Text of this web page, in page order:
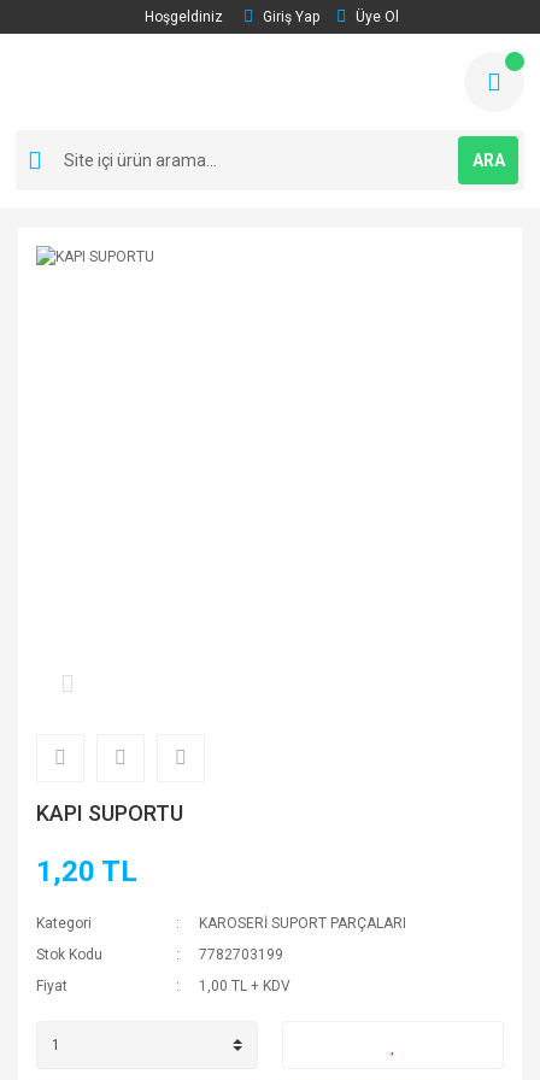
Hoşgeldiniz Giriş Yap Üye Ol
ARA
KAPI SUPORTU
1,20 TL
Kategori
KAROSERİ SUPORT PARÇALARI
Stok Kodu
7782703199
Fiyat
1,00 TL + KDV